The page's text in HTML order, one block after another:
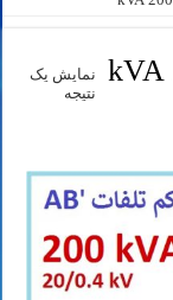
نمایش یک
نتیجه